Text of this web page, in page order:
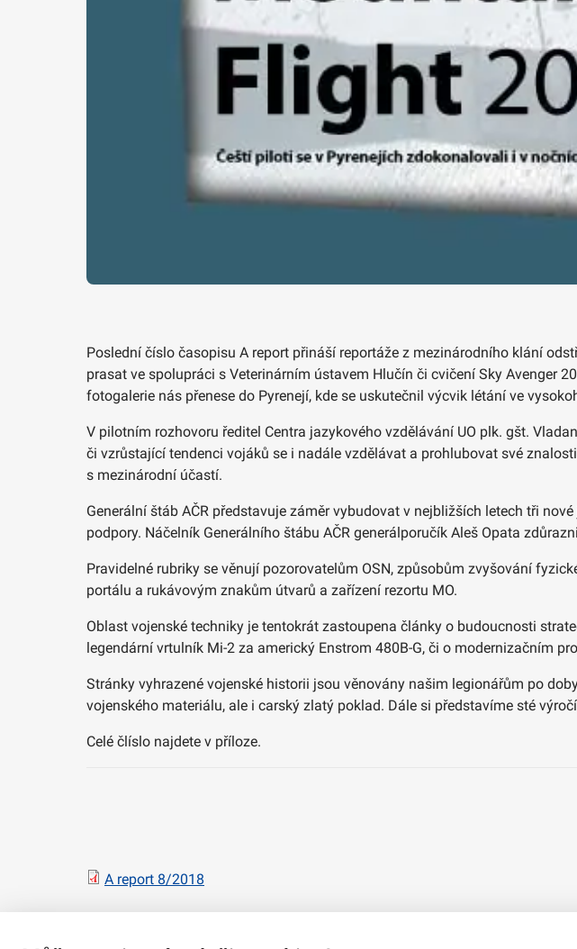
Poslední číslo časopisu A report přináší reportáže z mezinárodního klání
prasat ve spolupráci s Veterinárním ústavem Hlučín či cvičení Sky Avenger
fotogalerie nás přenese do Pyrenejí, kde se uskutečnil výcvik létání ve
V pilotním rozhovoru ředitel Centra jazykového vzdělávání UO plk. gšt.
či vzrůstající tendenci vojáků se i nadále vzdělávat a prohlubovat své
s mezinárodní účastí.
Generální štáb AČR představuje záměr vybudovat v nejbližších letech tři
podpory. Náčelník Generálního štábu AČR generálporučík Aleš Opata
Pravidelné rubriky se věnují pozorovatelům OSN, způsobům zvyšování
portálu a rukávovým znakům útvarů a zařízení rezortu MO.
Oblast vojenské techniky je tentokrát zastoupena články o budoucnosti
legendární vrtulník Mi-2 za americký Enstrom 480B-G, či o modernizačním
Stránky vyhrazené vojenské historii jsou věnovány našim legionářům po
vojenského materiálu, ale i carský zlatý poklad. Dále si představíme sté
Celé člíslo najdete v příloze.
A report 8/2018